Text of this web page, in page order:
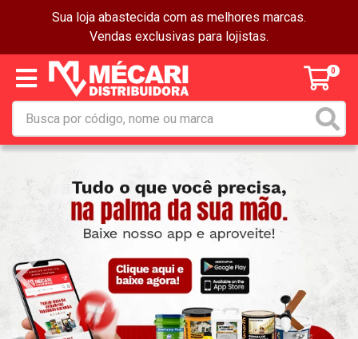
Sua loja abastecida com as melhores marcas.
Vendas exclusivas para lojistas.
0